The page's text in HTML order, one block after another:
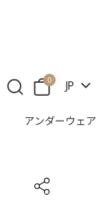
0 JP
アンダーウェア